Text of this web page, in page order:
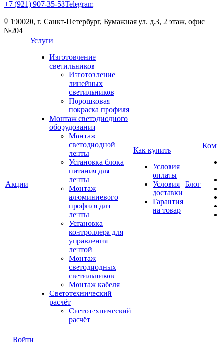
+7 (921) 907-35-58Telegram
190020, г. Санкт-Петербург, Бумажная ул. д.3, 2 этаж, офис
№204
Акции
Услуги
Изготовление
светильников
Изготовление
линейных
светильников
Порошковая
покраска профиля
Монтаж светодиодного
оборудования
Монтаж
светодиодной
ленты
Установка блока
питания для
ленты
Монтаж
алюминиевого
профиля для
ленты
Установка
контроллера для
управления
лентой
Монтаж
светодиодных
светильников
Монтаж кабеля
Светотехнический
расчёт
Светотехнический
расчёт
Как купить
Условия
оплаты
Условия
доставки
Гарантия
на товар
Блог
Войти